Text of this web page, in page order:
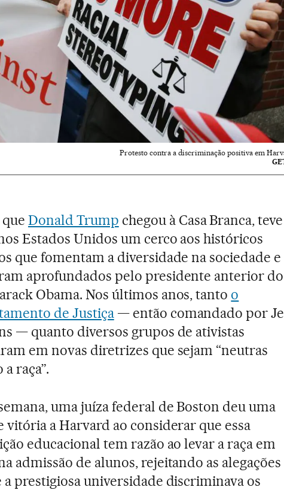
Protesto contra a discriminação positiva em
Donald Trump chegou à Casa Branca, teve
Estados Unidos um cerco aos históricos
que fomentam a diversidade na sociedade e
aprofundados pelo presidente anterior do
Obama. Nos últimos anos, tanto o
de Justiça— então comandado por
— quanto diversos grupos de ativistas
em novas diretrizes que sejam “neutras
raça”.
uma juíza federal de Boston deu uma
vitória a Harvard ao considerar que essa
educacional tem razão ao levar a raça em
admissão de alunos, rejeitando as alegações
a prestigiosa universidade discriminava os